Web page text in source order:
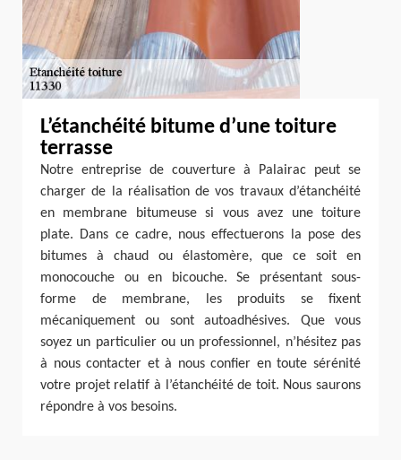
L’étanchéité bitume d’une toiture
terrasse
Notre entreprise de couverture à Palairac peut se
charger de la réalisation de vos travaux d’étanchéité
en membrane bitumeuse si vous avez une toiture
plate. Dans ce cadre, nous effectuerons la pose des
bitumes à chaud ou élastomère, que ce soit en
monocouche ou en bicouche. Se présentant sous-
forme de membrane, les produits se fixent
mécaniquement ou sont autoadhésives. Que vous
soyez un particulier ou un professionnel, n’hésitez pas
à nous contacter et à nous confier en toute sérénité
votre projet relatif à l’étanchéité de toit. Nous saurons
répondre à vos besoins.